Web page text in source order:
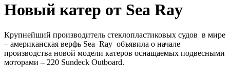
Новый катер от Sea Ray
Крупнейший производитель стеклопластиковых судов в мире
– американская верфь Sea Ray объявила о начале
производства новой модели катеров оснащаемых подвесными
моторами – 220 Sundeck Outboard.